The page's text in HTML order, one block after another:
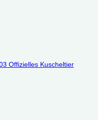
Offizielles Kuscheltier